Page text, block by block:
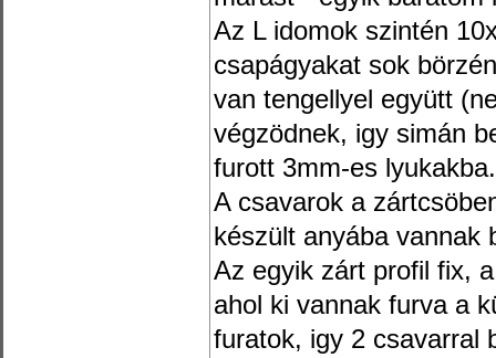
Az L idomok szintén
csapágyakat sok
van tengellyel együtt
végzödnek, igy simán
furott 3mm-es lyukakba.
A csavarok a
készült anyába vannak
Az egyik zárt profil fix,
ahol ki vannak furva a
furatok, igy 2 csavarral